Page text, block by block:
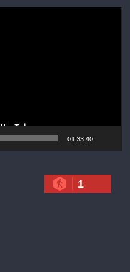
01:33:40
1